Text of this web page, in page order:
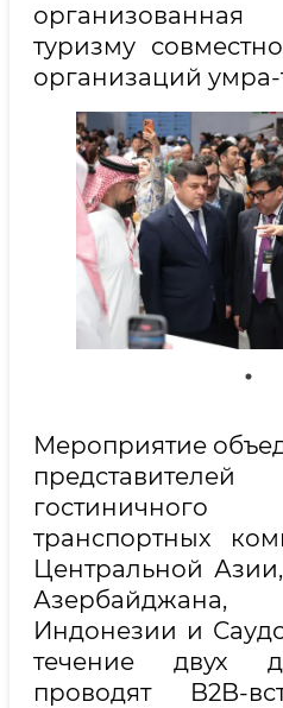
туризму
организаций
Мероприятие
представителей
транспортных
Центральной
Индонезии и
течение двух
проводят B2B-